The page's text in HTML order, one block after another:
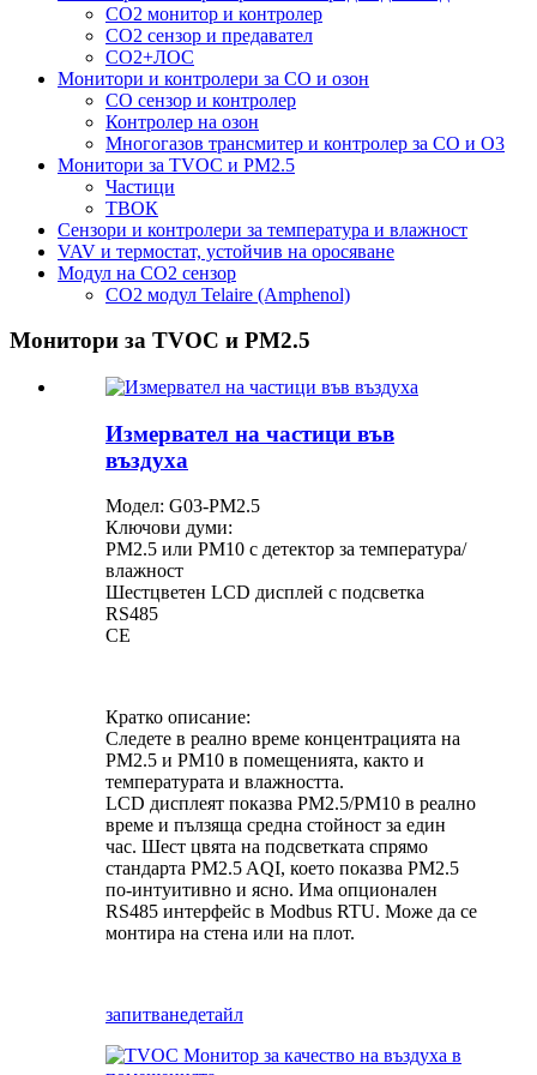
CO2 монитор и контролер
CO2 сензор и предавател
CO2+ЛОС
Монитори и контролери за CO и озон
CO сензор и контролер
Контролер на озон
Многогазов трансмитер и контролер за CO и O3
Монитори за TVOC и PM2.5
Частици
ТВОК
Сензори и контролери за температура и влажност
VAV и термостат, устойчив на оросяване
Модул на CO2 сензор
CO2 модул Telaire (Amphenol)
Монитори за TVOC и PM2.5
Измервател на частици във
въздуха
Модел: G03-PM2.5
Ключови думи:
PM2.5 или PM10 с детектор за температура/
влажност
Шестцветен LCD дисплей с подсветка
RS485
CE
Кратко описание:
Следете в реално време концентрацията на
PM2.5 и PM10 в помещенията, както и
температурата и влажността.
LCD дисплеят показва PM2.5/PM10 в реално
време и пълзяща средна стойност за един
час. Шест цвята на подсветката спрямо
стандарта PM2.5 AQI, което показва PM2.5
по-интуитивно и ясно. Има опционален
RS485 интерфейс в Modbus RTU. Може да се
монтира на стена или на плот.
запитванедетайл